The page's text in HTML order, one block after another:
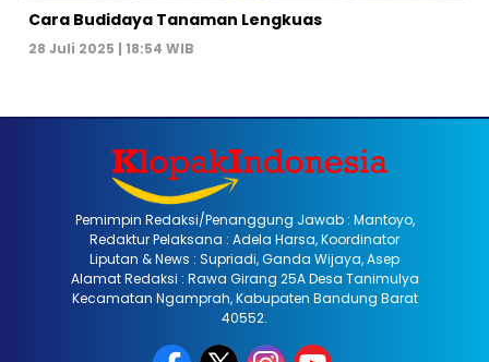
Cara Budidaya Tanaman Lengkuas
28 Juli 2025 | 18:54 WIB
Pemimpin Redaksi/Penanggung Jawab : Mantoyo,
Redaktur Pelaksana : Adela Harsa, Koordinator
Liputan & News : Supriadi, Ganda Wijaya, Asep
Alamat Redaksi : Rawa Girang 25A Desa Tanimulya
Kecamatan Ngamprah, Kabupaten Bandung Barat
40552.